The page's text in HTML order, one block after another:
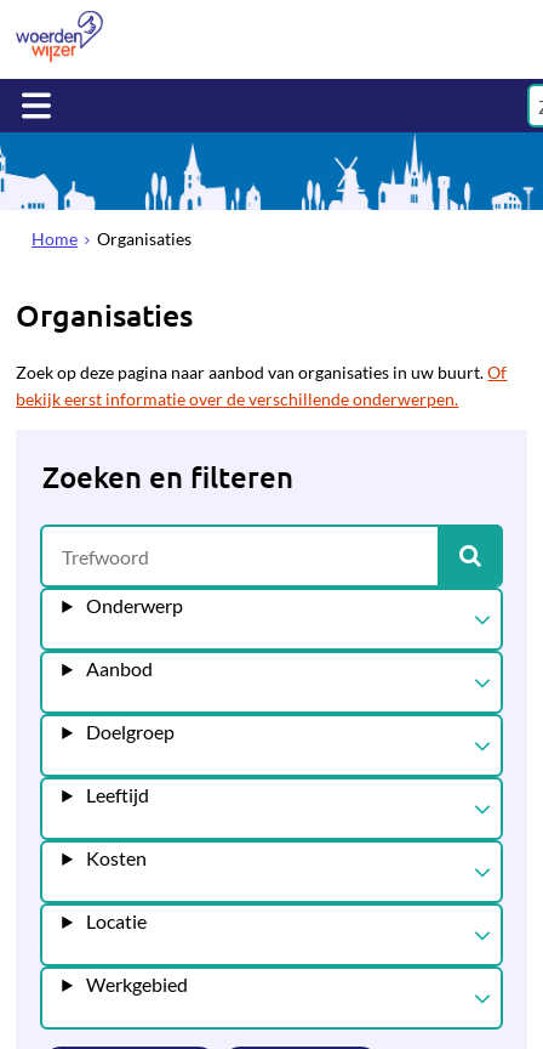
Home Organisaties
Organisaties
Zoek op deze pagina naar aanbod van organisaties in uw buurt.Of
bekijk eerst informatie over de verschillende onderwerpen.
Zoeken en filteren
Onderwerp
Aanbod
Doelgroep
Leeftijd
Kosten
Locatie
Werkgebied